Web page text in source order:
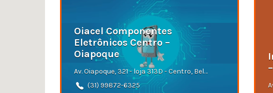
Oiacel Componentes
Eletrônicos Centro –
Oiapoque
Av. Oiapoque, 321 - loja 313D - Centro, Belo Horizonte - MG
(31) 99872-6325